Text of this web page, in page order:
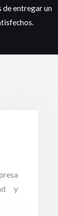
de entregar un
y